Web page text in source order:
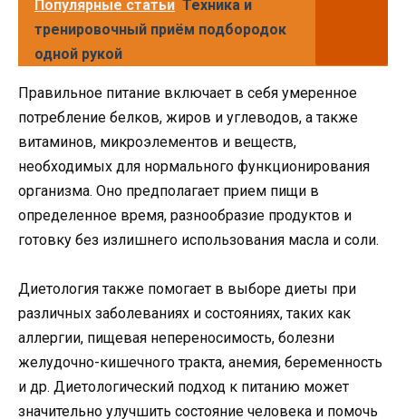
Популярные статьи Техника и
тренировочный приём подбородок
одной рукой
Правильное питание включает в себя умеренное
потребление белков, жиров и углеводов, а также
витаминов, микроэлементов и веществ,
необходимых для нормального функционирования
организма. Оно предполагает прием пищи в
определенное время, разнообразие продуктов и
готовку без излишнего использования масла и соли.
Диетология также помогает в выборе диеты при
различных заболеваниях и состояниях, таких как
аллергии, пищевая непереносимость, болезни
желудочно-кишечного тракта, анемия, беременность
и др. Диетологический подход к питанию может
значительно улучшить состояние человека и помочь